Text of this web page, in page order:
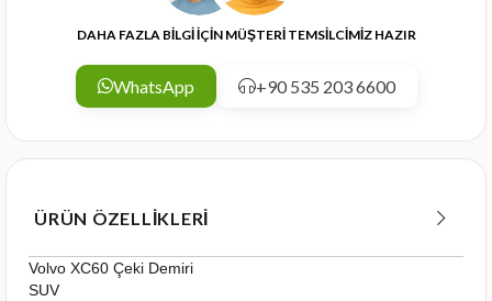
DAHA FAZLA BİLGİ İÇİN MÜŞTERİ TEMSİLCİMİZ HAZIR
WhatsApp +90 535 203 6600
ÜRÜN ÖZELLIKLERI
Volvo XC60 Çeki Demiri
SUV